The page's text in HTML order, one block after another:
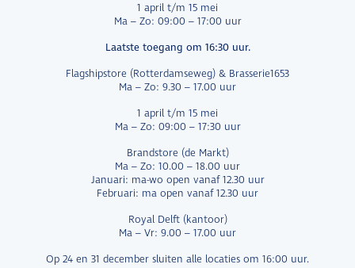
1 april t/m 15 mei
Ma – Zo: 09:00 – 17:00 uur
Laatste toegang om 16:30 uur.
Flagshipstore (Rotterdamseweg) & Brasserie1653
Ma – Zo: 9.30 – 17.00 uur
1 april t/m 15 mei
Ma – Zo: 09:00 – 17:30 uur
Brandstore (de Markt)
Ma – Zo: 10.00 – 18.00 uur
Januari: ma-wo open vanaf 12.30 uur
Februari: ma open vanaf 12.30 uur
Royal Delft (kantoor)
Ma – Vr: 9.00 – 17.00 uur
Op 24 en 31 december sluiten alle locaties om 16:00 uur.